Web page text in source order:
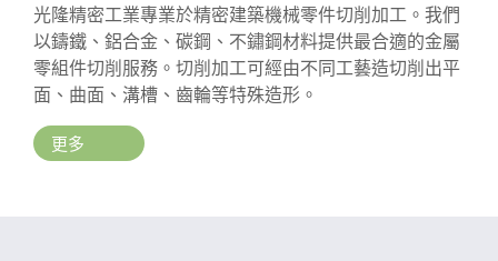
光隆精密工業專業於精密建築機械零件切削加工。我們
以鑄鐵、鋁合金、碳鋼、不鏽鋼材料提供最合適的金屬
零組件切削服務。切削加工可經由不同工藝造切削出平
面、曲面、溝槽、齒輪等特殊造形。
更多